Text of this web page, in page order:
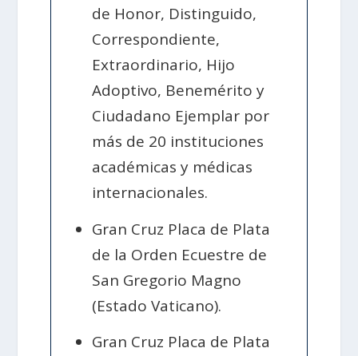
de Honor, Distinguido,
Correspondiente,
Extraordinario, Hijo
Adoptivo, Benemérito y
Ciudadano Ejemplar por
más de 20 instituciones
académicas y médicas
internacionales.
Gran Cruz Placa de Plata
de la Orden Ecuestre de
San Gregorio Magno
(Estado Vaticano).
Gran Cruz Placa de Plata